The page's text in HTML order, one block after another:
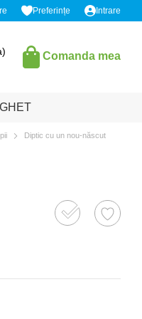
Preferințe Intrare
Comanda mea
Diptic cu un nou-născut